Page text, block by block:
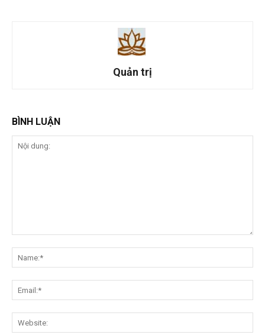
Quản trị
BÌNH LUẬN
dung: